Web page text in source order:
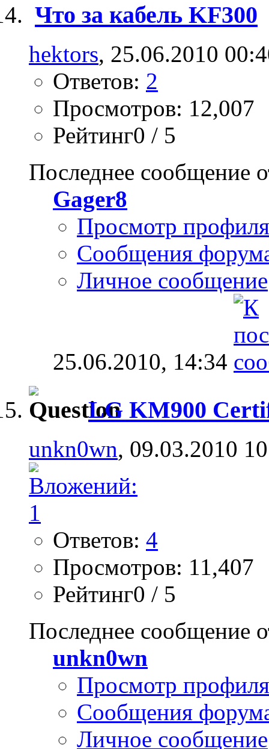
Что за кабель KF300
hektors, 25.06.2010
Ответов: 2
Просмотров: 12,007
Рейтинг0 / 5
Последнее сообщение
Gager8
Просмотр профиля
Сообщения
Личное сообщение
25.06.2010, 14:34
LG KM900
unkn0wn, 09.03.2010
Ответов: 4
Просмотров: 11,407
Рейтинг0 / 5
Последнее сообщение
unkn0wn
Просмотр профиля
Сообщения
Личное сообщение